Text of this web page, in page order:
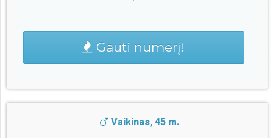
Gauti numerį!
Vaikinas, 45 m.